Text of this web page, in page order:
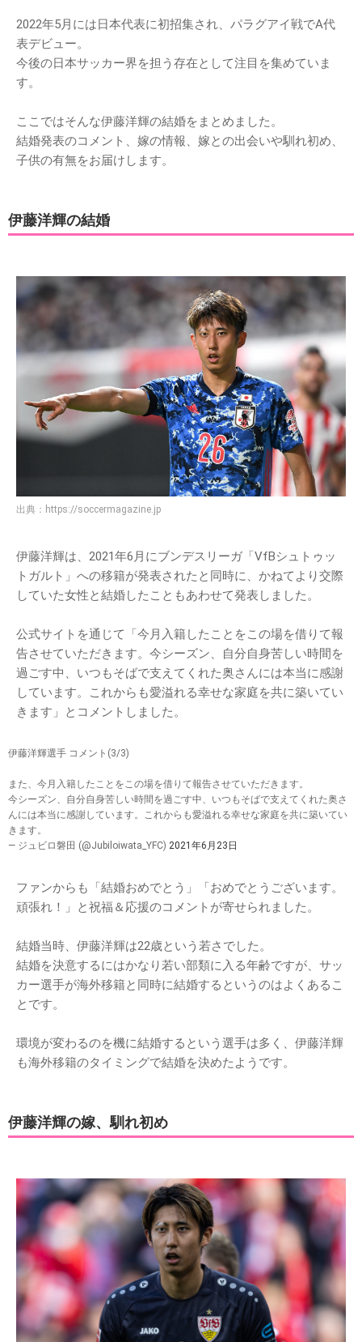
2022年5月には日本代表に初招集され、パラグアイ戦でA代
表デビュー。
今後の日本サッカー界を担う存在として注目を集めていま
す。
ここではそんな伊藤洋輝の結婚をまとめました。
結婚発表のコメント、嫁の情報、嫁との出会いや馴れ初め、
子供の有無をお届けします。
伊藤洋輝の結婚
出典： https://soccermagazine.jp
伊藤洋輝は、2021年6月にブンデスリーガ「VfBシュトゥッ
トガルト」への移籍が発表されたと同時に、かねてより交際
していた女性と結婚したこともあわせて発表しました。
公式サイトを通じて「今月入籍したことをこの場を借りて報
告させていただきます。今シーズン、自分自身苦しい時間を
過ごす中、いつもそばで支えてくれた奥さんには本当に感謝
しています。これからも愛溢れる幸せな家庭を共に築いてい
きます」とコメントしました。
伊藤洋輝選手 コメント(3/3)
また、今月入籍したことをこの場を借りて報告させていただきます。
今シーズン、自分自身苦しい時間を過ごす中、いつもそばで支えてくれた奥さ
んには本当に感謝しています。これからも愛溢れる幸せな家庭を共に築いてい
きます。
— ジュビロ磐田 (@Jubiloiwata_YFC) 2021年6月23日
ファンからも「結婚おめでとう」「おめでとうございます。
頑張れ！」と祝福＆応援のコメントが寄せられました。
結婚当時、伊藤洋輝は22歳という若さでした。
結婚を決意するにはかなり若い部類に入る年齢ですが、サッ
カー選手が海外移籍と同時に結婚するというのはよくあるこ
とです。
環境が変わるのを機に結婚するという選手は多く、伊藤洋輝
も海外移籍のタイミングで結婚を決めたようです。
伊藤洋輝の嫁、馴れ初め